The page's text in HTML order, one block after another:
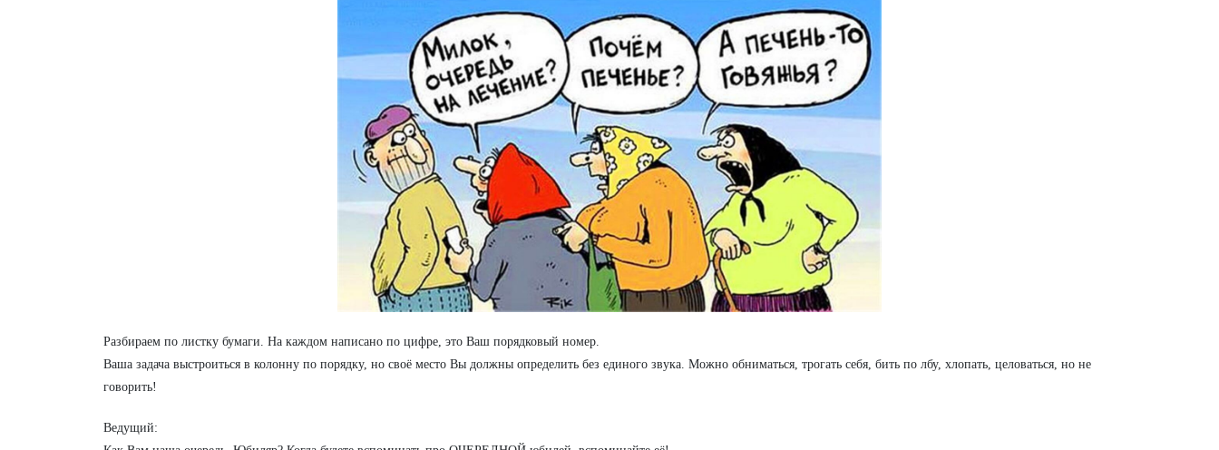
Разбираем по листку бумаги. На каждом написано по цифре, это Ваш порядковый номер.
Ваша задача выстроиться в колонну по порядку, но своё место Вы должны определить без единого звука. Можно обниматься, трогать себя, бить по лбу, хлопать, целоваться, но не
говорить!
Ведущий: